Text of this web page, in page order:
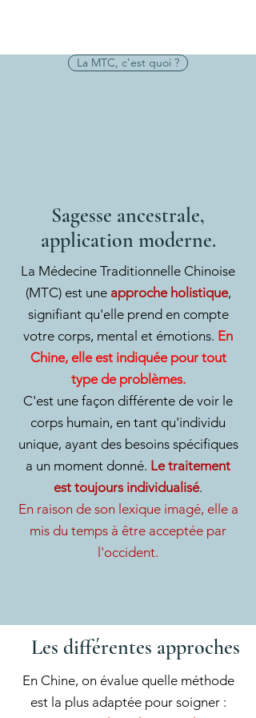
La MTC, c'est quoi ?
Sagesse ancestrale,
application moderne.
La Médecine Traditionnelle Chinoise
(MTC) est une approche holistique,
signifiant qu'elle prend en compte
votre corps, mental et émotions. En
Chine, elle est indiquée pour tout
type de problèmes.
C'est une façon différente de voir le
corps humain, en tant qu'individu
unique, ayant des besoins spécifiques
a un moment donné. Le traitement
est toujours individualisé.
En raison de son lexique imagé, elle a
mis du temps à être acceptée par
l'occident.
Les différentes approches
En Chine, on évalue quelle méthode
est la plus adaptée pour soigner :